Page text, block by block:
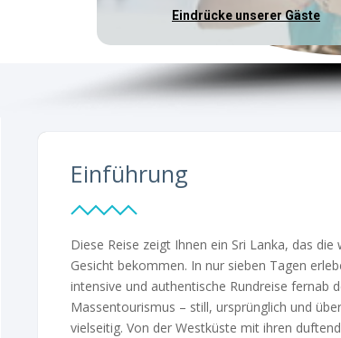
Eindrücke unserer Gäste
Einführung
Diese Reise zeigt Ihnen ein Sri Lanka, das die
Gesicht bekommen. In nur sieben Tagen
intensive und authentische Rundreise fernab
Massentourismus – still, ursprünglich und
vielseitig. Von der Westküste mit ihren